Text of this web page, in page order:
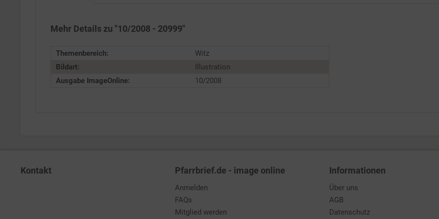
Mehr Details zu "10/2008 - 20999"
Themenbereich:
Witz
Bildart:
Illustration
Ausgabe ImageOnline:
10/2008
Kontakt Pfarrbrief.de - image online
Anmelden
FAQs
Mitglied werden
Informationen
Über uns
AGB
Datenschutz
Service